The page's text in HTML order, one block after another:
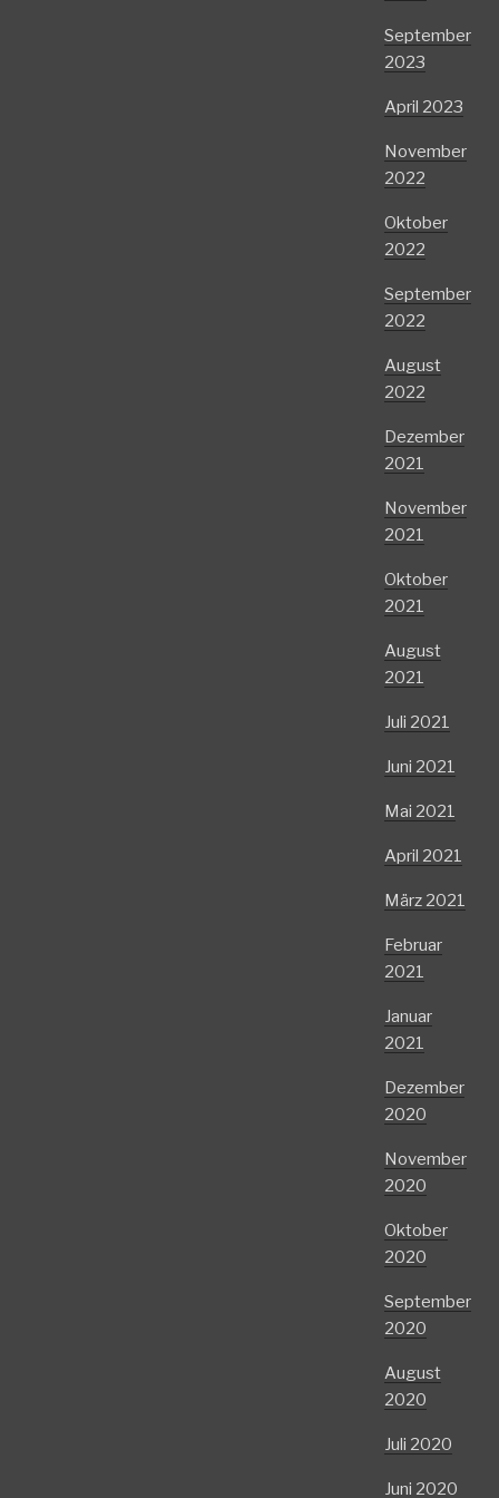
September
2023
April 2023
November
2022
Oktober
2022
September
2022
August
2022
Dezember
2021
November
2021
Oktober
2021
August
2021
Juli 2021
Juni 2021
Mai 2021
April 2021
März 2021
Februar
2021
Januar
2021
Dezember
2020
November
2020
Oktober
2020
September
2020
August
2020
Juli 2020
Juni 2020